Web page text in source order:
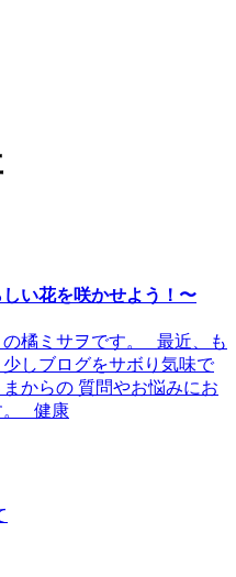
い花を咲かせよう！〜
橘ミサヲです。 ⁡ ⁡ 最近、も
しブログをサボり気味で
からの 質問やお悩みにお
健康